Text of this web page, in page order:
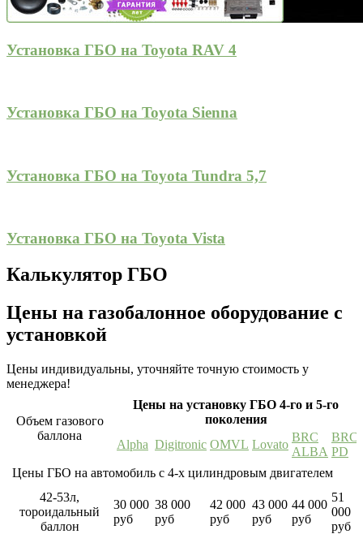
Установка ГБО на Toyota RAV 4
Установка ГБО на Toyota Sienna
Установка ГБО на Toyota Tundra 5,7
Установка ГБО на Toyota Vista
Калькулятор ГБО
Цены на газобалонное оборудование с
установкой
Цены индивидуальны, уточняйте точную стоимость у
менеджера!
Объем газового
баллона
Цены на установку ГБО 4-го и 5-го
поколения
Alpha Digitronic OMVL Lovato
BRC
ALBA
BRC
PD
Цены ГБО на автомобиль с 4-х цилиндровым двигателем
42-53л,
тороидальный
баллон
30 000
руб
38 000
руб
42 000
руб
43 000
руб
44 000
руб
51
000
руб